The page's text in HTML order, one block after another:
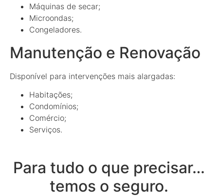
Máquinas de secar;
Microondas;
Congeladores.
Manutenção e Renovação
Disponível para intervenções mais alargadas:
Habitações;
Condomínios;
Comércio;
Serviços.
Para tudo o que precisar…
temos o seguro.